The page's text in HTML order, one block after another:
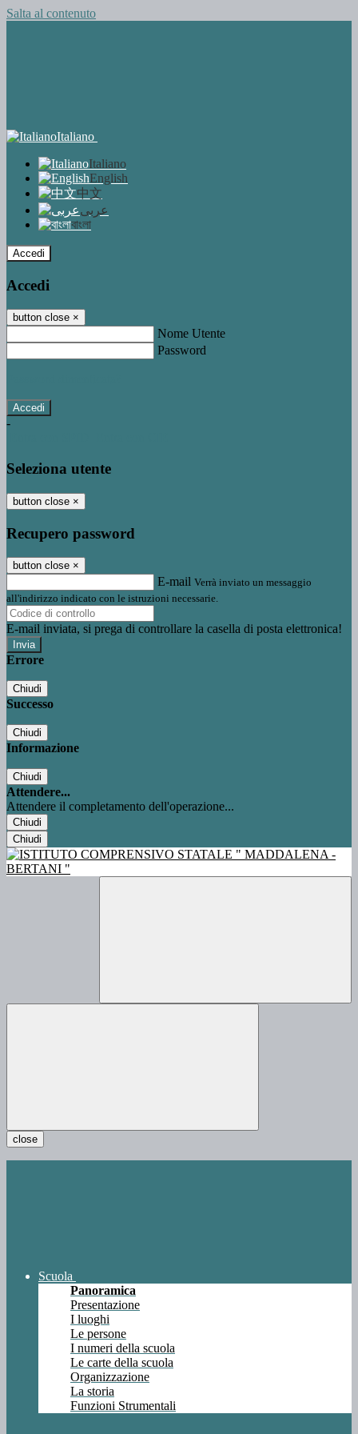
Salta al contenuto
Italiano
Italiano
English
中文
عربى
বাংলা
Accedi
Accedi
button close ×
Nome Utente
Password
-
Seleziona utente
button close ×
Recupero password
button close ×
E-mail Verrà inviato un messaggio
all'indirizzo indicato con le istruzioni necessarie.
E-mail inviata, si prega di controllare la casella di posta elettronica!
Errore
Chiudi
Successo
Chiudi
Informazione
Chiudi
Attendere...
Attendere il completamento dell'operazione...
Chiudi
Chiudi
close
Scuola
Panoramica
Presentazione
I luoghi
Le persone
I numeri della scuola
Le carte della scuola
Organizzazione
La storia
Funzioni Strumentali